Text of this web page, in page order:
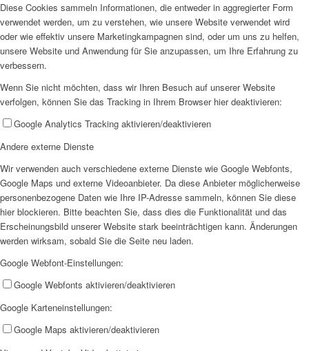
– die Termine
Diese Cookies sammeln Informationen, die entweder in aggregierter Form
verwendet werden, um zu verstehen, wie unsere Website verwendet wird
oder wie effektiv unsere Marketingkampagnen sind, oder um uns zu helfen,
unsere Website und Anwendung für Sie anzupassen, um Ihre Erfahrung zu
verbessern.
Wenn Sie nicht möchten, dass wir Ihren Besuch auf unserer Website
verfolgen, können Sie das Tracking in Ihrem Browser hier deaktivieren:
Google Analytics Tracking aktivieren/deaktivieren
Andere externe Dienste
Wir verwenden auch verschiedene externe Dienste wie Google Webfonts,
Google Maps und externe Videoanbieter. Da diese Anbieter möglicherweise
personenbezogene Daten wie Ihre IP-Adresse sammeln, können Sie diese
hier blockieren. Bitte beachten Sie, dass dies die Funktionalität und das
Erscheinungsbild unserer Website stark beeinträchtigen kann. Änderungen
werden wirksam, sobald Sie die Seite neu laden.
Google Webfont-Einstellungen:
Google Webfonts aktivieren/deaktivieren
Google Karteneinstellungen:
Google Maps aktivieren/deaktivieren